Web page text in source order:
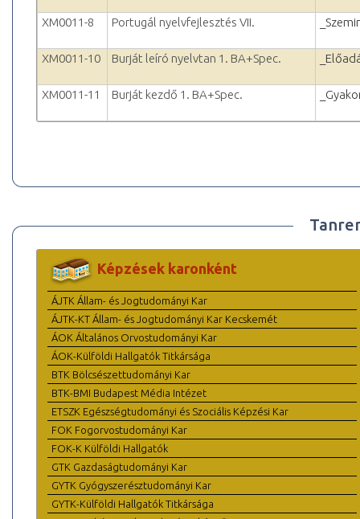
XM0011-8 Portugál nyelvfejlesztés VII.
XM0011-10 Burját leíró nyelvtan 1. BA+Spec.
XM0011-11 Burját kezdő 1. BA+Spec.
Képzések karonként
ÁJTK Állam- és Jogtudományi Kar
ÁJTK-KT Állam- és Jogtudományi Kar Kecskemét
ÁOK Általános Orvostudományi Kar
ÁOK-Külföldi Hallgatók Titkársága
BTK Bölcsészettudományi Kar
BTK-BMI Budapest Média Intézet
ETSZK Egészségtudományi és Szociális Képzési Kar
FOK Fogorvostudományi Kar
FOK-K Külföldi Hallgatók
GTK Gazdaságtudományi Kar
GYTK Gyógyszerésztudományi Kar
GYTK-Külföldi Hallgatók Titkársága